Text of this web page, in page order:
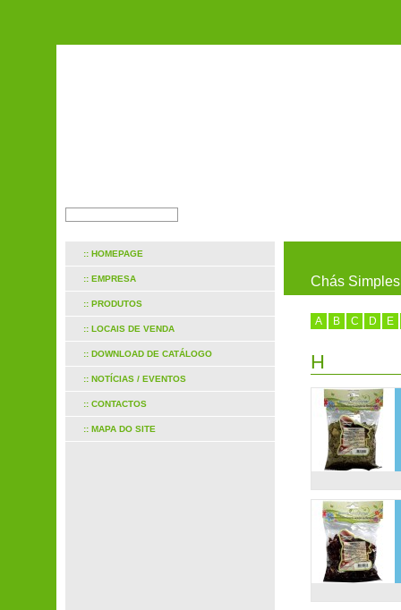
:: HOMEPAGE
:: EMPRESA
:: PRODUTOS
:: LOCAIS DE VENDA
:: DOWNLOAD DE CATÁLOGO
:: NOTÍCIAS / EVENTOS
:: CONTACTOS
:: MAPA DO SITE
Chás Simples
A B C D E
H